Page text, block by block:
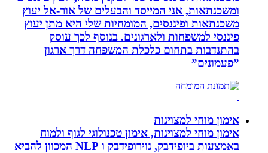
ומשכנתאות, אני המייסד והבעלים של אור-אל יעוץ
משכנתאות ופיננסים, המומחיות שלי היא מתן יעוץ
פיננסי למשפחות ולארגונים. בנוסף לכך עוסק
בהתנדבות בתחום כלכלת המשפחה דרך ארגון
”פעמונים”
אימון מוחי למצוינות
אימון מוחי למצוינות, אימון טכנולוגי לגוף ולמוח
באמצעות ביופידבק, נוירופידבק ו NLP המכוון להביא